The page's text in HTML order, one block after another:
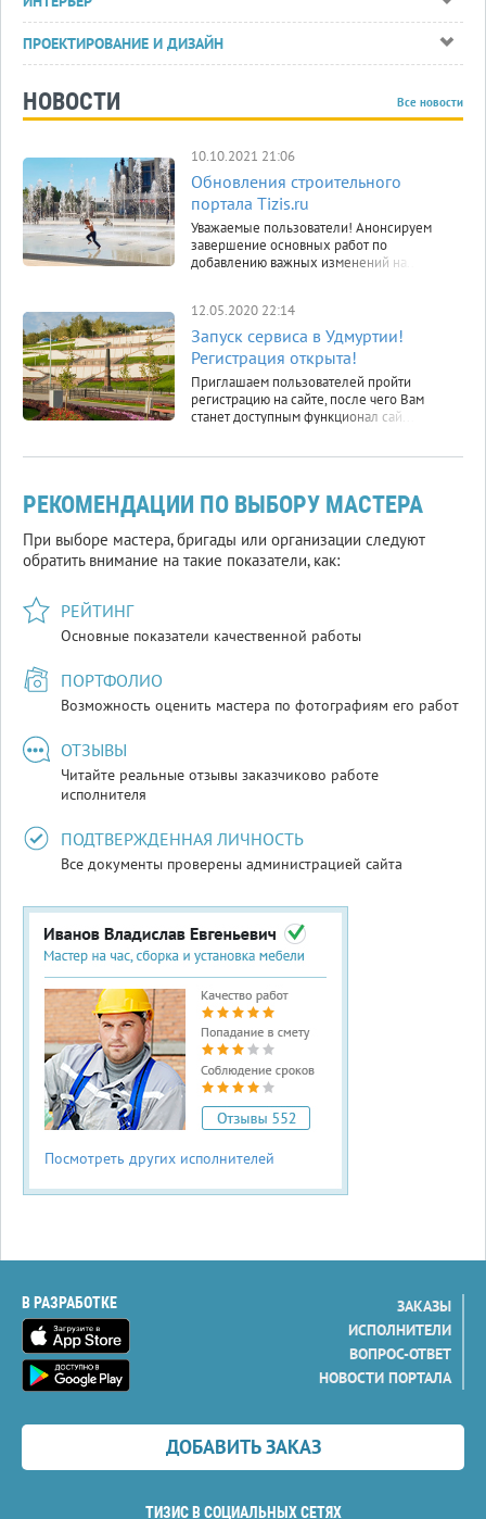
ПРОЕКТИРОВАНИЕ И ДИЗАЙН
НОВОСТИ Все новости
10.10.2021 21:06
Обновления строительного
портала Tizis.ru
Уважаемые пользователи! Анонсируем
завершение основных работ по
добавлению важных изменений на...
12.05.2020 22:14
Запуск сервиса в Удмуртии!
Регистрация открыта!
Приглашаем пользователей пройти
регистрацию на сайте, после чего Вам
станет доступным функционал сай...
Посмотреть других исполнителей
РЕКОМЕНДАЦИИ ПО ВЫБОРУ МАСТЕРА
При выборе мастера, бригады или организации следуют
обратить внимание на такие показатели, как:
РЕЙТИНГ
Основные показатели качественной работы
ПОРТФОЛИО
Возможность оценить мастера по фотографиям его работ
ОТЗЫВЫ
Читайте реальные отзывы заказчиково работе
исполнителя
ПОДТВЕРЖДЕННАЯ ЛИЧНОСТЬ
Все документы проверены администрацией сайта
В РАЗРАБОТКЕ
ДОБАВИТЬ ЗАКАЗ
ТИЗИС В СОЦИАЛЬНЫХ СЕТЯХ
ЗАКАЗЫ
ИСПОЛНИТЕЛИ
ВОПРОС-ОТВЕТ
НОВОСТИ ПОРТАЛА